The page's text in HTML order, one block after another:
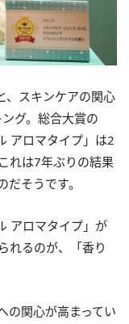
、スキンケアの関心
グ。総合大賞の
アロマタイプ」は2
れは7年ぶりの結果
そうです。
アロマタイプ」が
れるのが、「香り
の関心が高まってい